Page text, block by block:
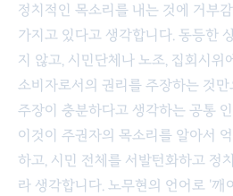
정치적인 목소리를 내는 것에 거부
가지고 있다고 생각합니다. 동등한
지 않고, 시민단체나 노조, 집회시위
소비자로서의 권리를 주장하는 것
주장이 충분하다고 생각하는 공통
이것이 주권자의 목소리를 알아서
하고, 시민 전체를 서발턴화하고 정
라 생각합니다. 노무현의 언어로 '깨